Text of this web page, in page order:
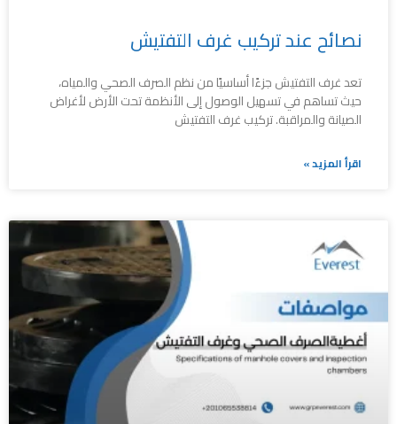
نصائح عند تركيب غرف التفتيش
تعد غرف التفتيش جزءًا أساسيًا من نظم الصرف الصحي والمياه،
حيث تساهم في تسهيل الوصول إلى الأنظمة تحت الأرض لأغراض
الصيانة والمراقبة. تركيب غرف التفتيش
اقرأ المزيد »